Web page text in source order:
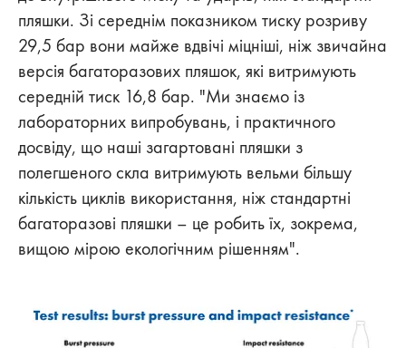
пляшки. Зі середнім показником тиску розриву
29,5 бар вони майже вдвічі міцніші, ніж звичайна
версія багаторазових пляшок, які витримують
середній тиск 16,8 бар. "Ми знаємо із
лабораторних випробувань, і практичного
досвіду, що наші загартовані пляшки з
полегшеного скла витримують вельми більшу
кількість циклів використання, ніж стандартні
багаторазові пляшки – це робить їх, зокрема,
вищою мірою екологічним рішенням".